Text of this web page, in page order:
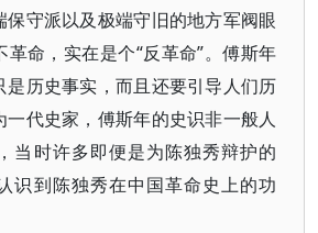
保守派以及极端守旧的地方军阀眼
革命，实在是个“反革命”。傅斯年
是历史事实，而且还要引导人们历
一代史家，傅斯年的史识非一般人
当时许多即便是为陈独秀辩护的
识到陈独秀在中国革命史上的功